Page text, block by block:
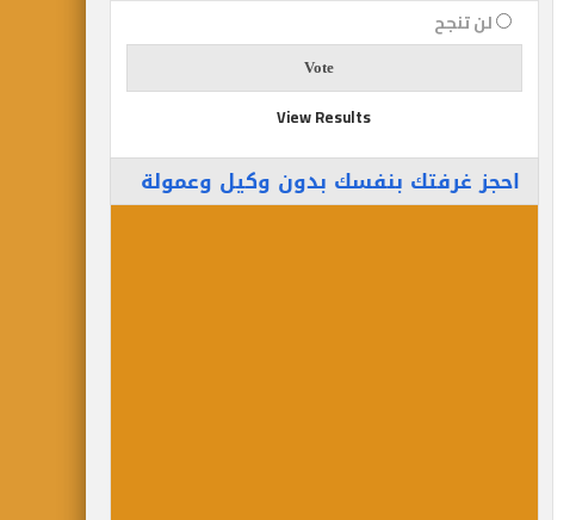
لن تنجح
View Results
احجز غرفتك بنفسك بدون وكيل وعمولة